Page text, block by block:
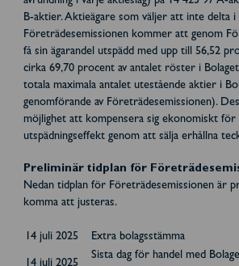
B-aktier. Aktieägare som väljer att inte delta i
Företrädesemissionen kommer att genom
få sin ägarandel utspädd med upp till 56,52
cirka 69,70 procent av antalet röster i
totala maximala antalet utestående aktier i
genomförande av Företrädesemissionen).
möjlighet att kompensera sig ekonomiskt för
utspädningseffekt genom att sälja erhållna
Preliminär tidplan för
Nedan tidplan för Företrädesemissionen är
komma att justeras.
14 juli 2025 Extra bolagsstämma
Sista dag för handel med